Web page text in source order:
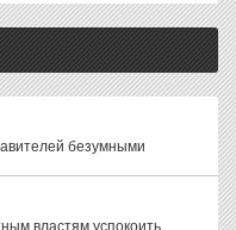
безумными
властям успокоить